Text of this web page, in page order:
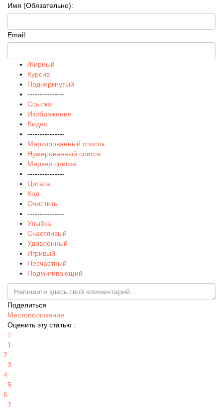
Имя (Обязательно):
Email:
Жирный
Курсив
Подчеркнутый
---------------
Ссылка
Изображение
Видео
---------------
Маркированный список
Нумерованный список
Маркер списка
---------------
Цитата
Код
Очистить
---------------
Улыбка
Счастливый
Удивленный
Игривый
Несчастный
Подмигивающий
Поделиться
Местоположение
Оценить эту статью :
0
1
2
3
4
5
6
7